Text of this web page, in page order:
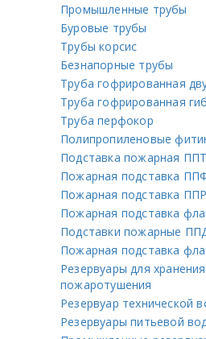
Промышленные трубы
Буровые трубы
Трубы корсис
Безнапорные трубы
Труба гофрированная
Труба гофрированная
Труба перфокор
Полипропиленовые
Подставка пожарная
Пожарная подставка
Пожарная подставка
Пожарная подставка
Подставки пожарные
Пожарная подставка
Резервуары для
пожаротушения
Резервуар технической
Резервуары питьевой